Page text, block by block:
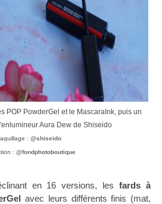
POP PowderGel et le MascaraInk, puis un
Aura Dew de Shiseido
:@shiseido
: @fondphotoboutique
en 16 versions, lesfards à
avec leurs différents finis (mat,